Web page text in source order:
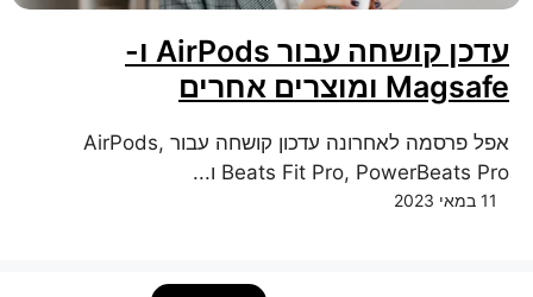
עדכן קושחה עבור AirPods ו-
Magsafe ומוצרים אחרים
אפל פרסמה לאחרונה עדכון קושחה עבור AirPods,
Beats Fit Pro, PowerBeats Pro ו...
11 במאי 2023